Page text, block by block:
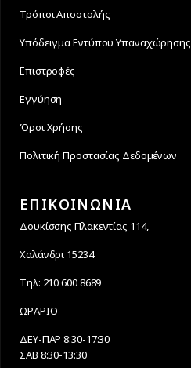
Τρόποι Αποστολής
Υπόδειγμα Εντύπου Υπαναχώρησης
Επιστροφές
Εγγύηση
Όροι Χρήσης
Πολιτική Προστασίας Δεδομένων
ΕΠΙΚΟΙΝΩΝΙΑ
Δουκίσσης Πλακεντίας 114,
Χαλάνδρι 15234
Τηλ: 210 600 8689
ΩΡΑΡΙΟ
ΔΕΥ-ΠΑΡ 8:30-17:30
ΣΑΒ 8:30-13:30